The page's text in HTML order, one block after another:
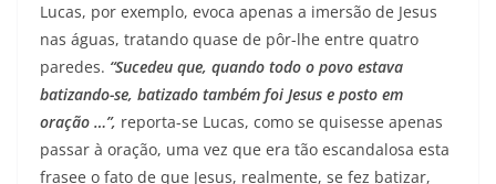
Lucas, por exemplo, evoca apenas a imersão de Jesus
nas águas, tratando quase de pôr-lhe entre quatro
paredes. “Sucedeu que, quando todo o povo estava
batizando-se, batizado também foi Jesus e posto em
oração …”, reporta-se Lucas, como se quisesse apenas
passar à oração, uma vez que era tão escandalosa esta
frasee o fato de que Jesus, realmente, se fez batizar,